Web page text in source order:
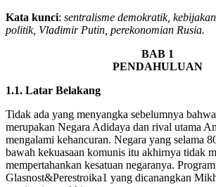
Kata kunci: sentralisme demokratik,
politik, Vladimir Putin, perekonomian Rusia.
BAB 1
PENDAHULUAN
1.1. Latar Belakang
Tidak ada yang menyangka sebelumnya
merupakan Negara Adidaya dan rival utama
mengalami kehancuran. Negara yang selama
bawah kekuasaan komunis itu akhirnya tidak
mempertahankan kesatuan negaranya. Program
Glasnost&Perestroika1 yang dicanangkan